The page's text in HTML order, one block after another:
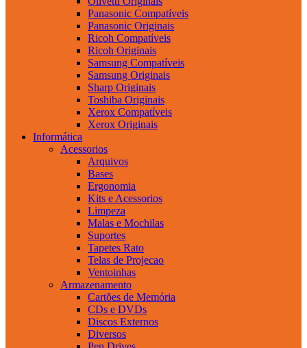
Panasonic Compatíveis
Panasonic Originais
Ricoh Compatíveis
Ricoh Originais
Samsung Compatíveis
Samsung Originais
Sharp Originais
Toshiba Originais
Xerox Compatíveis
Xerox Originais
Informática
Acessorios
Arquivos
Bases
Ergonomia
Kits e Acessorios
Limpeza
Malas e Mochilas
Suportes
Tapetes Rato
Telas de Projecao
Ventoinhas
Armazenamento
Cartões de Memória
CDs e DVDs
Discos Externos
Diversos